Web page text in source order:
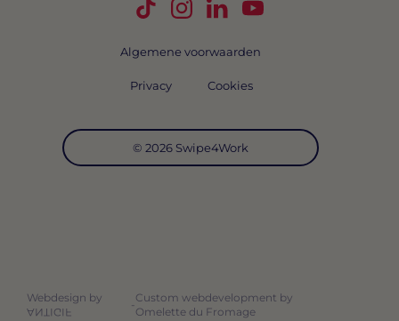
Volg Swipe4Work op TikTok
Volg Swipe4Work op
Volg Swipe4Work op
Volg Swipe4Work
© 2026 Swipe4Work
Algemene voorwaarden
Privacy Cookies
Webdesign by
ANTIGIF
-
Custom webdevelopment by
Omelette du Fromage